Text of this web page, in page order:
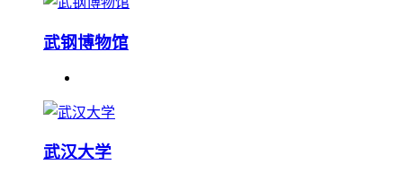
武钢博物馆
武汉大学